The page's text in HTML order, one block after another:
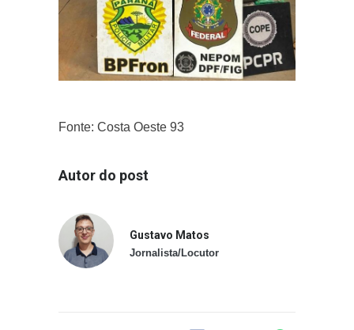
Fonte: Costa Oeste 93
Autor do post
Gustavo Matos
Jornalista/Locutor